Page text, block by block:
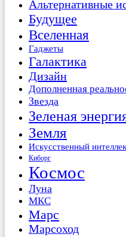
Альтернативные
Будущее
Вселенная
Гаджеты
Галактика
Дизайн
Дополненная
Звезда
Зеленая
Земля
Искусственный
Киборг
Космос
Луна
МКС
Марс
Марсоход